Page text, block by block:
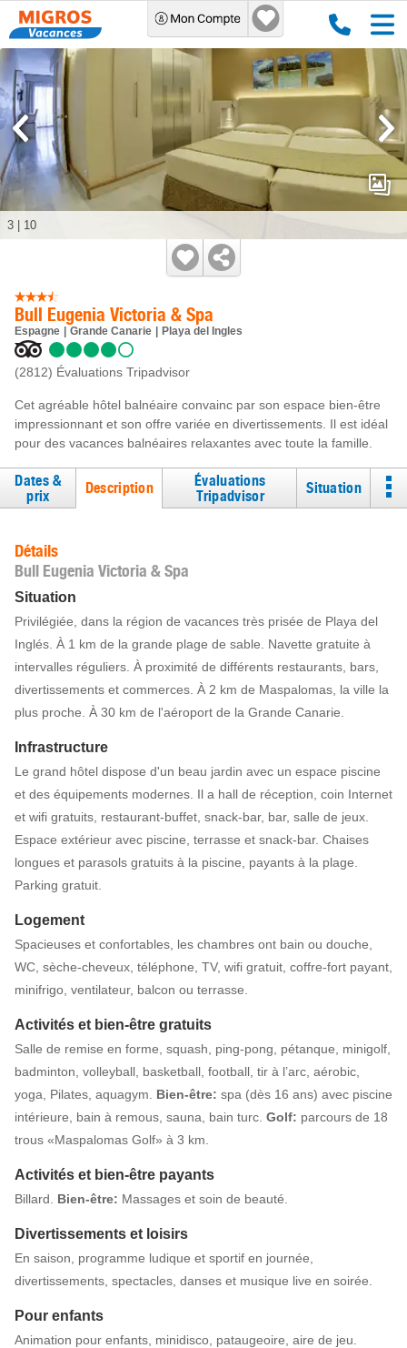
Bull Eugenia Victoria & Spa
Espagne Grande Canarie Playa del Ingles
(2812) Évaluations Tripadvisor
Cet agréable hôtel balnéaire convainc par son espace bien-être
impressionnant et son offre variée en divertissements. Il est idéal
pour des vacances balnéaires relaxantes avec toute la famille.
3 10
Dates &
prix
Description
Évaluations
Tripadvisor
Situation
Détails
Bull Eugenia Victoria & Spa
Situation
Privilégiée, dans la région de vacances très prisée de Playa del
Inglés. À 1 km de la grande plage de sable. Navette gratuite à
intervalles réguliers. À proximité de différents restaurants, bars,
divertissements et commerces. À 2 km de Maspalomas, la ville la
plus proche. À 30 km de l'aéroport de la Grande Canarie.
Infrastructure
Le grand hôtel dispose d'un beau jardin avec un espace piscine
et des équipements modernes. Il a hall de réception, coin Internet
et wifi gratuits, restaurant-buffet, snack-bar, bar, salle de jeux.
Espace extérieur avec piscine, terrasse et snack-bar. Chaises
longues et parasols gratuits à la piscine, payants à la plage.
Parking gratuit.
Logement
Spacieuses et confortables, les chambres ont bain ou douche,
WC, sèche-cheveux, téléphone, TV, wifi gratuit, coffre-fort payant,
minifrigo, ventilateur, balcon ou terrasse.
Activités et bien-être gratuits
Salle de remise en forme, squash, ping-pong, pétanque, minigolf,
badminton, volleyball, basketball, football, tir à l’arc, aérobic,
yoga, Pilates, aquagym. Bien-être: spa (dès 16 ans) avec piscine
intérieure, bain à remous, sauna, bain turc. Golf: parcours de 18
trous «Maspalomas Golf» à 3 km.
Activités et bien-être payants
Billard. Bien-être: Massages et soin de beauté.
Divertissements et loisirs
En saison, programme ludique et sportif en journée,
divertissements, spectacles, danses et musique live en soirée.
Pour enfants
Animation pour enfants, minidisco, pataugeoire, aire de jeu.